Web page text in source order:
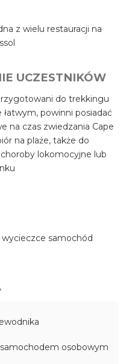
z wielu restauracji na
UCZESTNIKÓW
do trekkingu
powinni posiadać
na czas zwiedzania Cape
na plaże, także do
lokomocyjne lub
samochód
osobowym